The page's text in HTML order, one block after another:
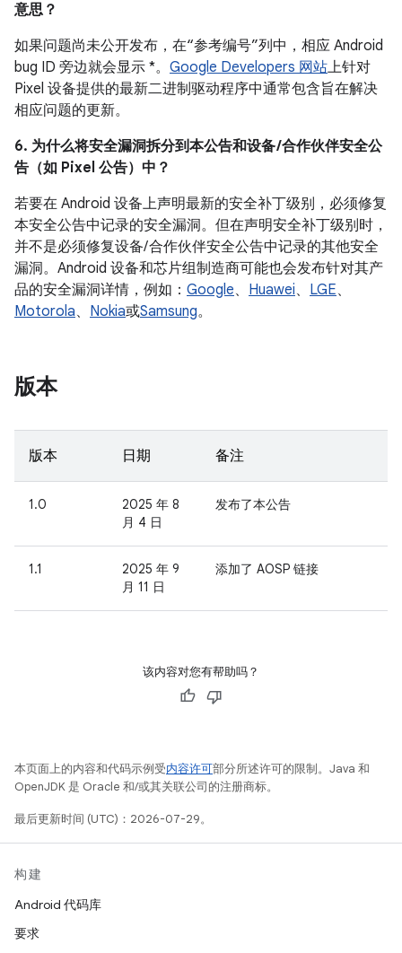
意思？
如果问题尚未公开发布，在“参考编号”列中，相应 Android
bug ID 旁边就会显示 *。 Google Developers 网站上针对
Pixel 设备提供的最新二进制驱动程序中通常包含旨在解决
相应问题的更新。
6. 为什么将安全漏洞拆分到本公告和设备 /合作伙伴安全公
告（如 Pixel 公告）中？
若要在 Android 设备上声明最新的安全补丁级别，必须修复
本安全公告中记录的安全漏洞。但在声明安全补丁级别时，
并不是必须修复设备/ 合作伙伴安全公告中记录的其他安全
漏洞。Android 设备和芯片组制造商可能也会发布针对其产
品的安全漏洞详情，例如： Google、 Huawei、 LGE、
Motorola、 Nokia或Samsung。
版本
版本 日期 备注
1.0
2025 年 8
月 4 日
发布了本公告
1.1
2025 年 9
月 11 日
添加了 AOSP 链接
该内容对您有帮助吗？
本页面上的内容和代码示例受内容许可部分所述许可的限制。Java 和
OpenJDK 是 Oracle 和/或其关联公司的注册商标。
最后更新时间 (UTC)：2026-07-29。
构建
Android 代码库
要求